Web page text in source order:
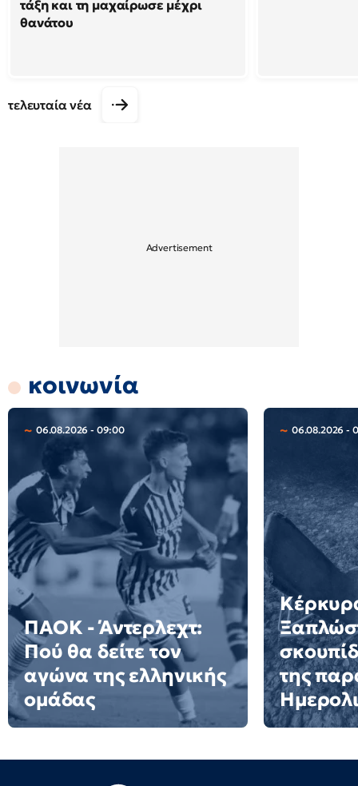
τάξη και τη μαχαίρωσε μέχρι
θανάτου
τελευταία νέα
κοινωνία
06.08.2026 - 09:00
ΠΑΟΚ - Άντερλεχτ:
Πού θα δείτε τον
αγώνα της ελληνικής
ομάδας
06.08.2026 -
της